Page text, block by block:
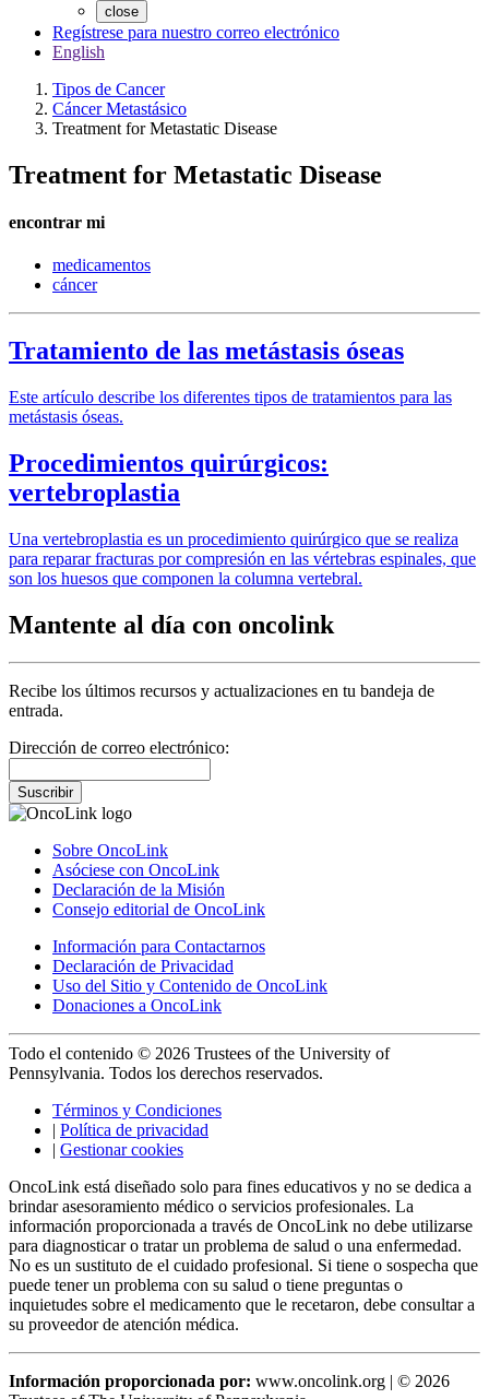
close
Regístrese para nuestro correo electrónico
English
Tipos de Cancer
Cáncer Metastásico
Treatment for Metastatic Disease
Treatment for Metastatic Disease
encontrar mi
medicamentos
cáncer
Tratamiento de las metástasis óseas
Este artículo describe los diferentes tipos de tratamientos para las
metástasis óseas.
Procedimientos quirúrgicos:
vertebroplastia
Una vertebroplastia es un procedimiento quirúrgico que se realiza
para reparar fracturas por compresión en las vértebras espinales, que
son los huesos que componen la columna vertebral.
Mantente al día con oncolink
Recibe los últimos recursos y actualizaciones en tu bandeja de
entrada.
Dirección de correo electrónico:
Suscribir
Sobre OncoLink
Asóciese con OncoLink
Declaración de la Misión
Consejo editorial de OncoLink
Información para Contactarnos
Declaración de Privacidad
Uso del Sitio y Contenido de OncoLink
Donaciones a OncoLink
Todo el contenido © 2026 Trustees of the University of
Pennsylvania. Todos los derechos reservados.
Términos y Condiciones
| Política de privacidad
| Gestionar cookies
OncoLink está diseñado solo para fines educativos y no se dedica a
brindar asesoramiento médico o servicios profesionales. La
información proporcionada a través de OncoLink no debe utilizarse
para diagnosticar o tratar un problema de salud o una enfermedad.
No es un sustituto de el cuidado profesional. Si tiene o sospecha que
puede tener un problema con su salud o tiene preguntas o
inquietudes sobre el medicamento que le recetaron, debe consultar a
su proveedor de atención médica.
Información proporcionada por: www.oncolink.org | © 2026